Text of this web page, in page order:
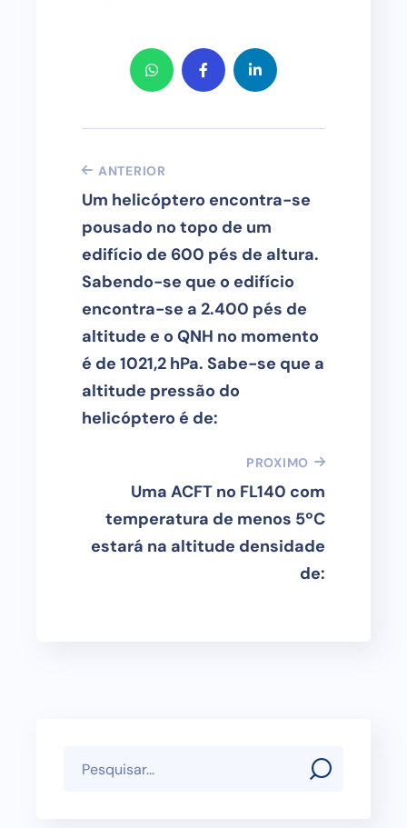
ANTERIOR
Um helicóptero encontra-se
pousado no topo de um
edifício de 600 pés de altura.
Sabendo-se que o edifício
encontra-se a 2.400 pés de
altitude e o QNH no momento
é de 1021,2 hPa. Sabe-se que a
altitude pressão do
helicóptero é de:
PROXIMO
Uma ACFT no FL140 com
temperatura de menos 5ºC
estará na altitude densidade
de: